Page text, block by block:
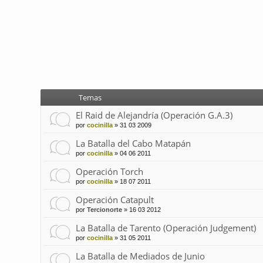
Temas
El Raid de Alejandría (Operación G.A.3)
por cocinilla» 31 03 2009
La Batalla del Cabo Matapán
por cocinilla» 04 06 2011
Operación Torch
por cocinilla» 18 07 2011
Operación Catapult
por Tercionorte» 16 03 2012
La Batalla de Tarento (Operación Judgement)
por cocinilla» 31 05 2011
La Batalla de Mediados de Junio